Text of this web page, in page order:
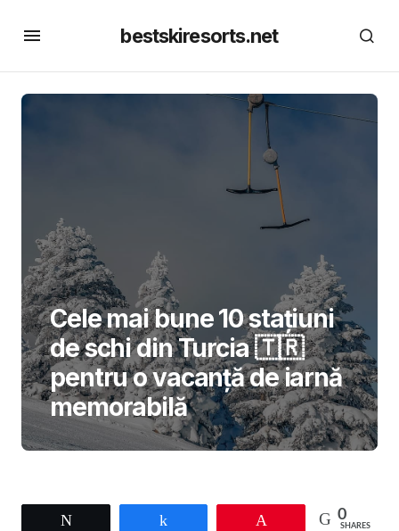
bestskiresorts.net
Cele mai bune 10 stațiuni
de schi din Turcia 🇹🇷
pentru o vacanță de iarnă
memorabilă
0
SHARES